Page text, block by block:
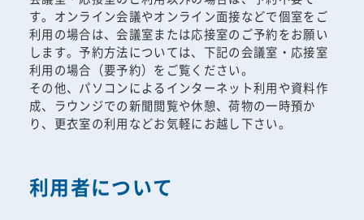
す。オンライン会議やオンライン面接などで個室をご
利用の場合は、会議室または応接室のご予約をお願い
します。予約方法については、下記の会議室・応接室
利用の場合（要予約）をご覧ください。
その他、パソコンによるインターネット利用や資料作
成、ラウンジでの新聞閲覧や休憩、荷物の一時預か
り、更衣室の利用などお気軽にお越し下さい。
利用者について